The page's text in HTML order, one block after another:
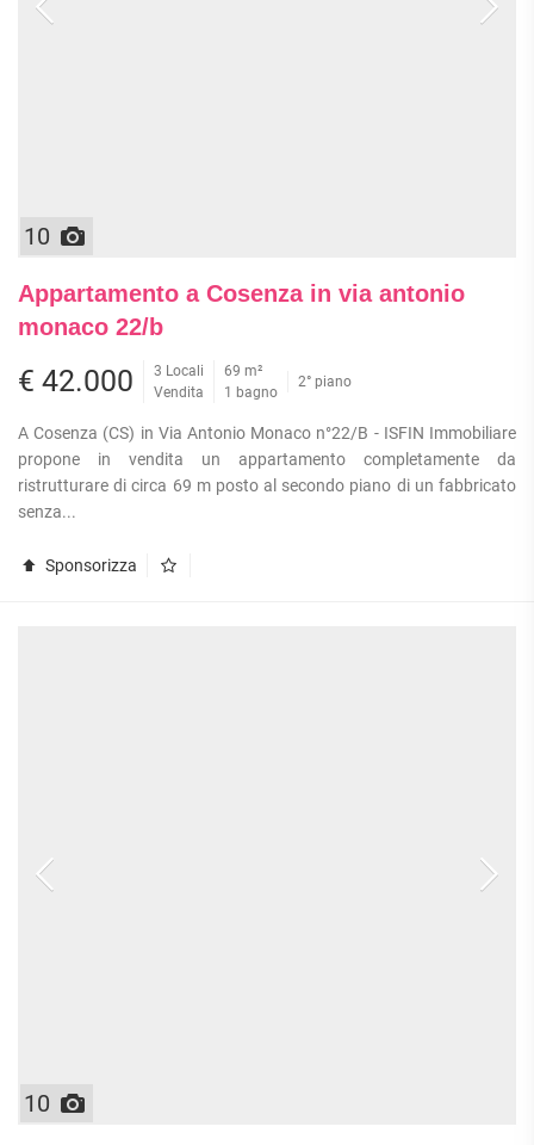
10
Appartamento a Cosenza in via antonio
monaco 22/b
€ 42.000
3 Locali
Vendita
69 m²
1 bagno
2° piano
A Cosenza (CS) in Via Antonio Monaco n°22/B - ISFIN Immobiliare
propone in vendita un appartamento completamente da
ristrutturare di circa 69 m posto al secondo piano di un fabbricato
senza...
Sponsorizza
10